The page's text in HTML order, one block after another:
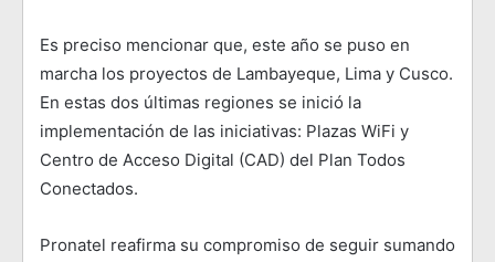
Es preciso mencionar que, este año se puso en
marcha los proyectos de Lambayeque, Lima y Cusco.
En estas dos últimas regiones se inició la
implementación de las iniciativas: Plazas WiFi y
Centro de Acceso Digital (CAD) del Plan Todos
Conectados.
Pronatel reafirma su compromiso de seguir sumando